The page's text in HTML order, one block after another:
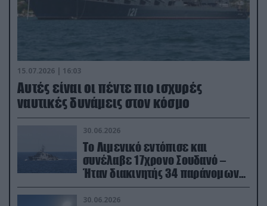
15.07.2026 | 16:03
Aυτές είναι οι πέντε πιο ισχυρές
ναυτικές δυνάμεις στον κόσμο
30.06.2026
Το Λιμενικό εντόπισε και
συνέλαβε 17χρονο Σουδανό –
Ήταν διακινητής 34 παράνομων
μεταναστών
30.06.2026